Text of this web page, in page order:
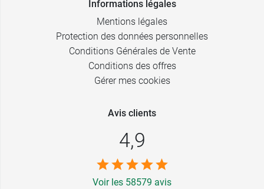
Informations légales
Mentions légales
Protection des données personnelles
Conditions Générales de Vente
Conditions des offres
Gérer mes cookies
Avis clients
4,9
Voir les 58579 avis